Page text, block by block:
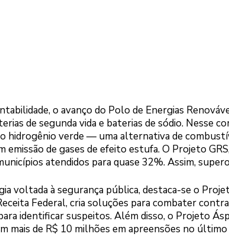
o avanço do Polo de Energias
de segunda vida e baterias de sódio. Nesse
hidrogênio verde — uma alternativa de
emissão de gases de efeito estufa. O Projeto
atendidos para quase 32%. Assim,
voltada à segurança pública, destaca-se o
Federal, cria soluções para combater
identificar suspeitos. Além disso, o Projeto
mais de R$ 10 milhões em apreensões no último